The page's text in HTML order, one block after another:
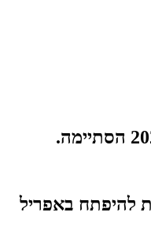
להיפתח באפריל